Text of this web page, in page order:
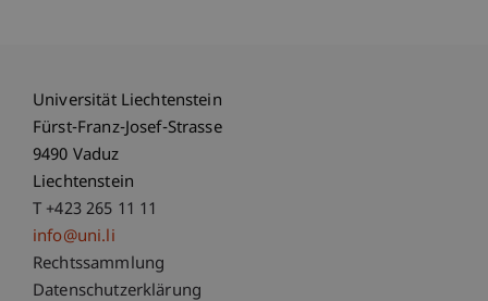
Universität Liechtenstein
Fürst-Franz-Josef-Strasse
9490 Vaduz
Liechtenstein
T +423 265 11 11
info@uni.li
Fußzeile Rechtliche Hinweise
Rechtssammlung
Datenschutzerklärung